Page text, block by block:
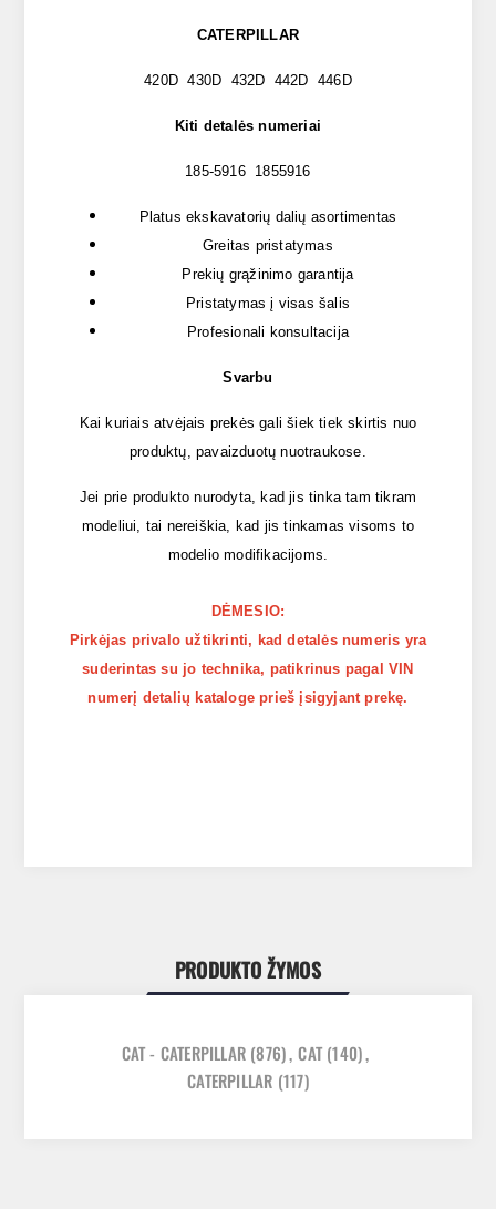
CATERPILLAR
420D 430D 432D 442D 446D
Kiti detalės numeriai
185-5916 1855916
Platus ekskavatorių dalių asortimentas
Greitas pristatymas
Prekių grąžinimo garantija
Pristatymas į visas šalis
Profesionali konsultacija
Svarbu
Kai kuriais atvėjais prekės gali šiek tiek skirtis nuo
produktų, pavaizduotų nuotraukose.
Jei prie produkto nurodyta, kad jis tinka tam tikram
modeliui, tai nereiškia, kad jis tinkamas visoms to
modelio modifikacijoms.
DĖMESIO:
Pirkėjas privalo užtikrinti, kad detalės numeris yra
suderintas su jo technika, patikrinus pagal VIN
numerį detalių kataloge prieš įsigyjant prekę.
PRODUKTO ŽYMOS
CAT - CATERPILLAR (876), CAT (140),
CATERPILLAR (117)